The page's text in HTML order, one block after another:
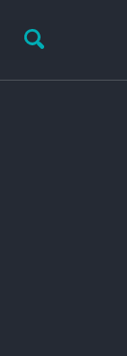
Toggle